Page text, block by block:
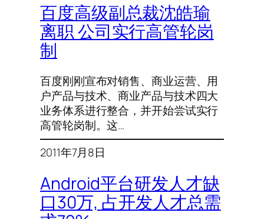
百度高级副总裁沈皓瑜
离职 公司实行高管轮岗
制
百度刚刚宣布对销售、商业运营、用
户产品与技术、商业产品与技术四大
业务体系进行整合，并开始尝试实行
高管轮岗制。这…
2011年7月8日
Android平台研发人才缺
口30万, 占开发人才总需